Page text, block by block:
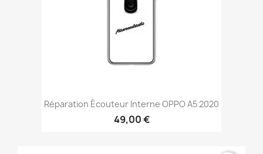
Réparation Écouteur Interne OPPO A5 2020
49,00 €